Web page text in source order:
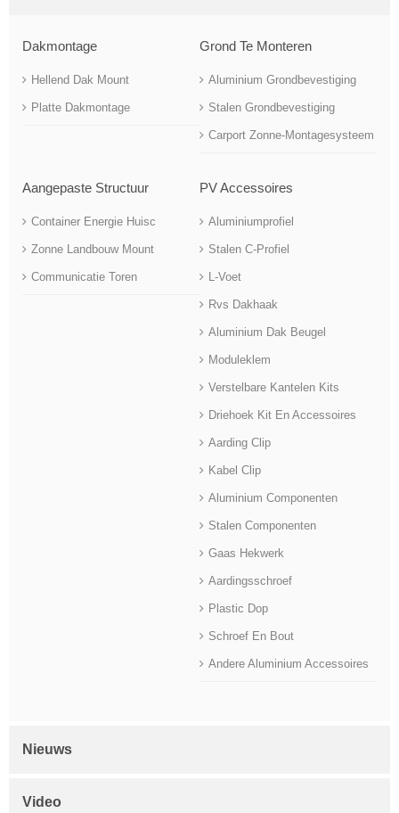
Dakmontage
Hellend Dak Mount
Platte Dakmontage
Grond Te Monteren
Aluminium Grondbevestiging
Stalen Grondbevestiging
Carport Zonne-Montagesysteem
Aangepaste Structuur
Container Energie Huisc
Zonne Landbouw Mount
Communicatie Toren
PV Accessoires
Aluminiumprofiel
Stalen C-Profiel
L-Voet
Rvs Dakhaak
Aluminium Dak Beugel
Moduleklem
Verstelbare Kantelen Kits
Driehoek Kit En Accessoires
Aarding Clip
Kabel Clip
Aluminium Componenten
Stalen Componenten
Gaas Hekwerk
Aardingsschroef
Plastic Dop
Schroef En Bout
Andere Aluminium Accessoires
Nieuws
Video